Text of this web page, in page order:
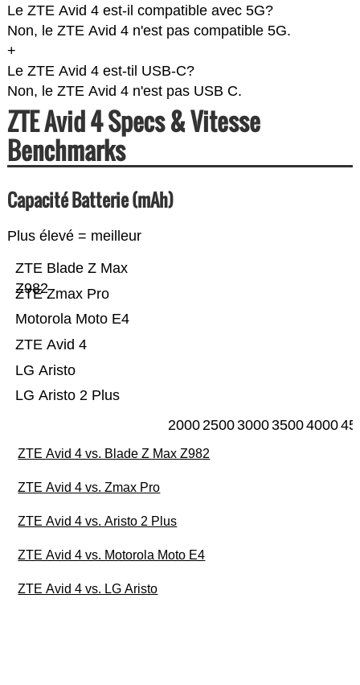
Le ZTE Avid 4 est-il compatible avec 5G?
Non, le ZTE Avid 4 n'est pas compatible 5G.
+
Le ZTE Avid 4 est-til USB-C?
Non, le ZTE Avid 4 n'est pas USB C.
ZTE Avid 4 Specs & Vitesse
Benchmarks
Capacité Batterie (mAh)
Plus élevé = meilleur
LG Aristo 2 Plus
LG Aristo
ZTE Avid 4
Motorola Moto E4
ZTE Zmax Pro
ZTE Blade Z Max
Z982
20002500300035004000
ZTE Avid 4 vs. Blade Z Max Z982
ZTE Avid 4 vs. Zmax Pro
ZTE Avid 4 vs. Aristo 2 Plus
ZTE Avid 4 vs. Motorola Moto E4
ZTE Avid 4 vs. LG Aristo